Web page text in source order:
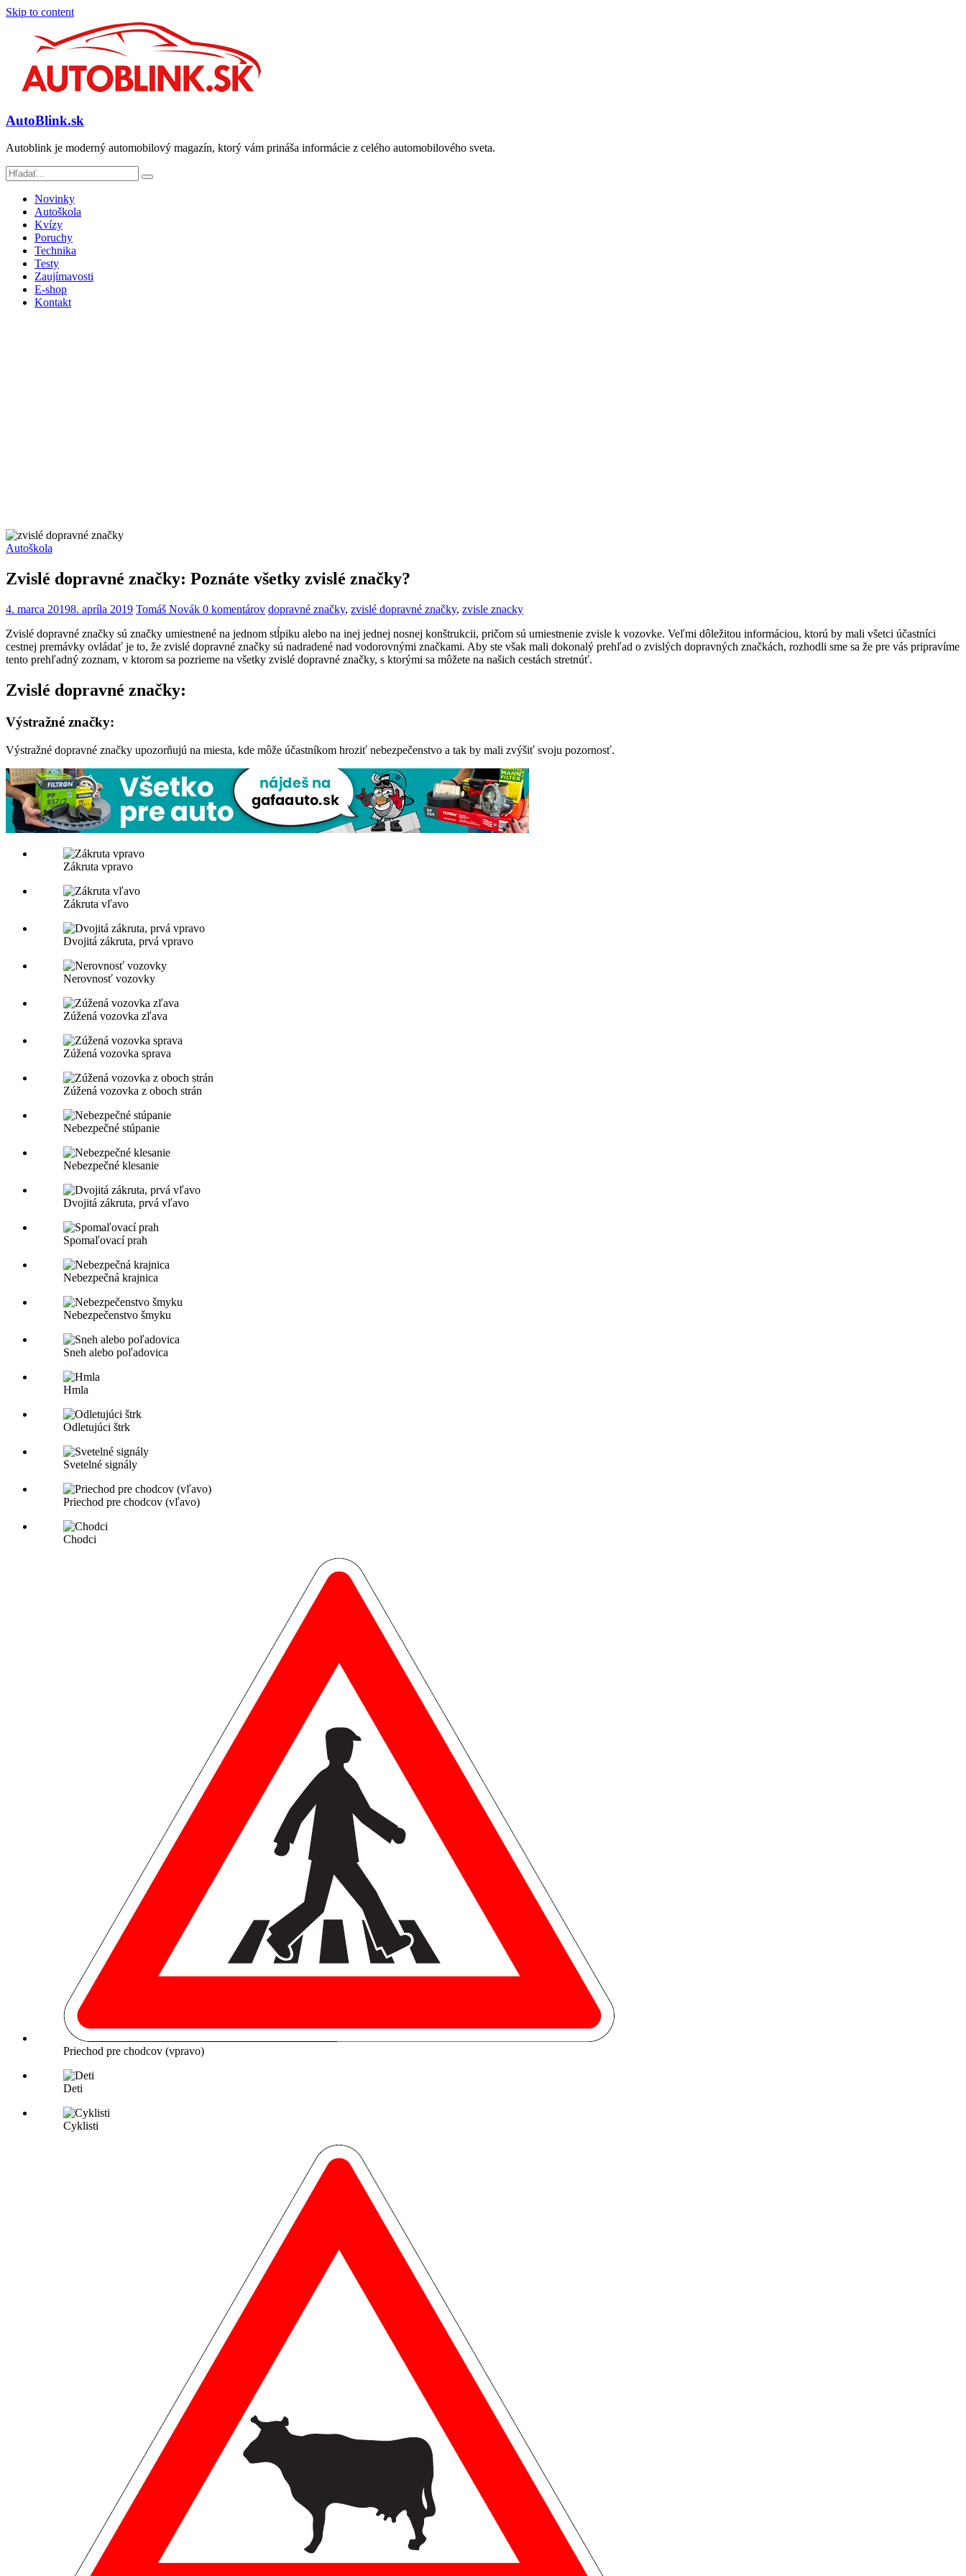
Skip to content
AutoBlink.sk
Autoblink je moderný automobilový magazín, ktorý vám prináša informácie z celého automobilového sveta.
Novinky
Autoškola
Kvízy
Poruchy
Technika
Testy
Zaujímavosti
E-shop
Kontakt
Autoškola
Zvislé dopravné značky: Poznáte všetky zvislé značky?
4. marca 20198. apríla 2019 Tomáš Novák 0 komentárov dopravné značky, zvislé dopravné značky, zvisle znacky
Zvislé dopravné značky sú značky umiestnené na jednom stĺpiku alebo na inej jednej nosnej konštrukcii, pričom sú umiestnenie zvisle k vozovke. Veľmi dôležitou informáciou, ktorú by mali všetci účastníci
cestnej premávky ovládať je to, že zvislé dopravné značky sú nadradené nad vodorovnými značkami. Aby ste však mali dokonalý prehľad o zvislých dopravných značkách, rozhodli sme sa že pre vás pripravíme
tento prehľadný zoznam, v ktorom sa pozrieme na všetky zvislé dopravné značky, s ktorými sa môžete na našich cestách stretnúť.
Zvislé dopravné značky:
Výstražné značky:
Výstražné dopravné značky upozorňujú na miesta, kde môže účastníkom hroziť nebezpečenstvo a tak by mali zvýšiť svoju pozornosť.
Zákruta vpravo
Zákruta vľavo
Dvojitá zákruta, prvá vpravo
Nerovnosť vozovky
Zúžená vozovka zľava
Zúžená vozovka sprava
Zúžená vozovka z oboch strán
Nebezpečné stúpanie
Nebezpečné klesanie
Dvojitá zákruta, prvá vľavo
Spomaľovací prah
Nebezpečná krajnica
Nebezpečenstvo šmyku
Sneh alebo poľadovica
Hmla
Odletujúci štrk
Svetelné signály
Priechod pre chodcov (vľavo)
Chodci
Priechod pre chodcov (vpravo)
Deti
Cyklisti